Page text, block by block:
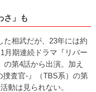
さ」も
相武だが、23年には約
月期連続ドラマ『リバー
第4話から出演。加え
査官-』（TBS系）の第
動は見られない。